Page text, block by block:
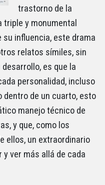
trastorno de la
triple y monumental
su influencia, este drama
relatos símiles, sin
es que la
personalidad, incluso
de un cuarto, esto
manejo técnico de
y que, como los
ellos, un extraordinario
ver más allá de cada